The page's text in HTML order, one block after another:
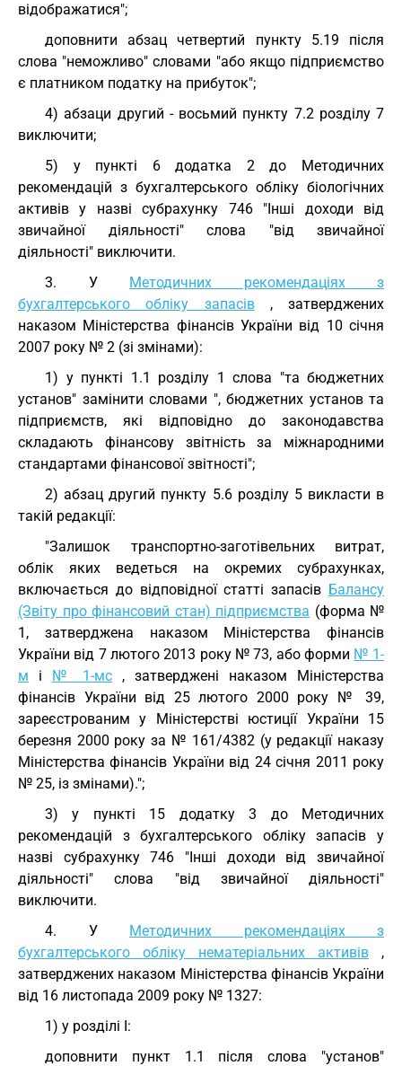
відображатися";
доповнити абзац четвертий пункту 5.19 після
слова "неможливо" словами "або якщо підприємство
є платником податку на прибуток";
4) абзаци другий - восьмий пункту 7.2 розділу 7
виключити;
5) у пункті 6 додатка 2 до Методичних
рекомендацій з бухгалтерського обліку біологічних
активів у назві субрахунку 746 "Інші доходи від
звичайної діяльності" слова "від звичайної
діяльності" виключити.
3. У Методичних рекомендаціях з
бухгалтерського обліку запасів, затверджених
наказом Міністерства фінансів України від 10 січня
2007 року № 2 (зі змінами):
1) у пункті 1.1 розділу 1 слова "та бюджетних
установ" замінити словами ", бюджетних установ та
підприємств, які відповідно до законодавства
складають фінансову звітність за міжнародними
стандартами фінансової звітності";
2) абзац другий пункту 5.6 розділу 5 викласти в
такій редакції:
"Залишок транспортно-заготівельних витрат,
облік яких ведеться на окремих субрахунках,
включається до відповідної статті запасів Балансу
(Звіту про фінансовий стан) підприємства (форма №
1, затверджена наказом Міністерства фінансів
України від 7 лютого 2013 року № 73, або форми № 1-
м і № 1-мс , затверджені наказом Міністерства
фінансів України від 25 лютого 2000 року № 39,
зареєстрованим у Міністерстві юстиції України 15
березня 2000 року за № 161/4382 (у редакції наказу
Міністерства фінансів України від 24 січня 2011 року
№ 25, із змінами).";
3) у пункті 15 додатку 3 до Методичних
рекомендацій з бухгалтерського обліку запасів у
назві субрахунку 746 "Інші доходи від звичайної
діяльності" слова "від звичайної діяльності"
виключити.
4. У Методичних рекомендаціях з
бухгалтерського обліку нематеріальних активів ,
затверджених наказом Міністерства фінансів України
від 16 листопада 2009 року № 1327:
1) у розділі I:
доповнити пункт 1.1 після слова "установ"